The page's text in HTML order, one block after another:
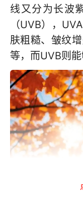
线又分为长波
（UVB），
肤粗糙、皱纹
等，而UVB则能